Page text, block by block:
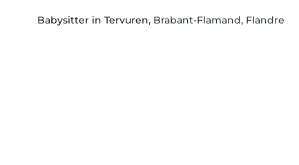
Babysitter in Tervuren, Brabant-Flamand, Flandre